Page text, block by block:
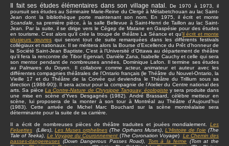
Il fait ses études élémentaires dans son village natal.
De 1970 à 1973, il
poursuit ses études au Séminaire Marie-Reine du Clergé à Métabetchouan au lac Saint-
Jean dont la bibliothèque porte maintenant son nom. En 1975, il écrit et monte
Scandale , sa première pièce, à la salle Bellevue à Saint-Henri de Taillon au lac Saint-
Jean. Par la suite, il se dirige vers le Cégep de Matane en Gaspésie pour des études
en tourisme. C’est alors qu’il crée la troupe de théâtre La Séance et qu’il écrit et monte
plusieurs œuvres qui seront tout de suite remarquées dans les différents festivals
collégiaux et nationaux. Il se méritera alors la Bourse d’Excellence du Prêt d’honneur de
la Société Saint-Jean Baptiste. C’est à l’Université d’Ottawa au département de théâtre
qu’il fera la rencontre de Tibor Egervari, Danièle Zana, Isabelle Cauchy et celle qui sera
son mentor pendant de nombreuses années, Dominique Lafon. Il termine ses études
au Palmares du Doyen. Il collabore comme acteur, animateur et auteur avec les
différentes compagnies théâtrales de l’Ontario français (le Théâtre du Nouvel-Ontario, la
Vieille 17 et du Théâtre de la Corvée qui deviendra le Théâtre du Trillium sous sa
direction (1988-90)). Il sera acteur pour la compagnie de l’Atelier du Centre national des
arts. Sa pièce La Contre-Nature de Chrysippe Tanguay, écologiste y sera produite dans
une mise en scène d’Yves Desgagnés (1982). André Brassard, célèbre metteur en
scène, lui proposera de la monter à son tour à Montréal au Théâtre d’Aujourd’hui
(1983). Cette arrivée de Michel Marc Bouchard sur la scène montréalaise sera
déterminante pour la suite de sa carrière.
Il a écrit de nombreuses pièces de théâtre traduites et jouées mondialement. Les
Feluettes (Lilies) Les Muses orphelines (The Oprhans Muses) L'Histoire de l'oie (The
Tale of Teeka)
Le Voyage du Couronnement (The Coronation Voyage) Le Chemin des
passes-dangereuses (Down Dangerous Passes Road) Tom à la ferme
(Tom at the